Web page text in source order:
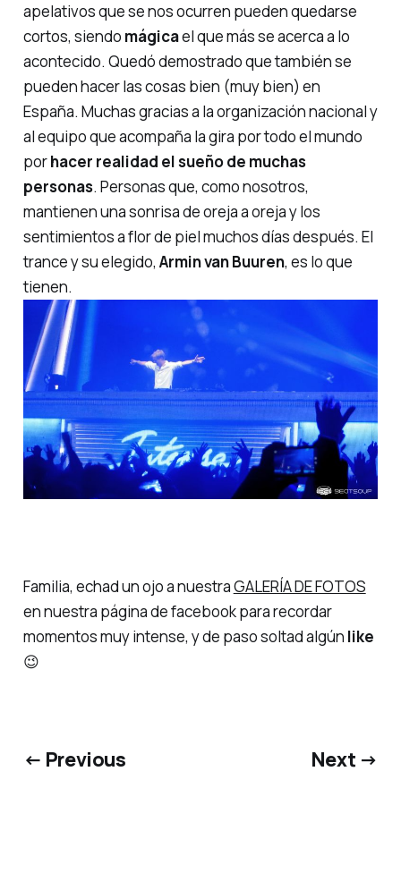
apelativos que se nos ocurren pueden quedarse
cortos, siendo mágicael que más se acerca a lo
acontecido. Quedó demostrado que también se
pueden hacer las cosas bien (muy bien) en
España. Muchas gracias a la organización nacional y
al equipo que acompaña la gira por todo el mundo
porhacer realidad el sueño de muchas
personas. Personas que, como nosotros,
mantienen una sonrisa de oreja a oreja y los
sentimientos a flor de piel muchos días después. El
trance y su elegido, Armin van Buuren, es lo que
tienen.
Familia, echad un ojo a nuestraGALERÍA DE FOTOS
en nuestra página de facebook para recordar
momentos muy intense, y de paso soltad algún like
😉
← Previous Next →